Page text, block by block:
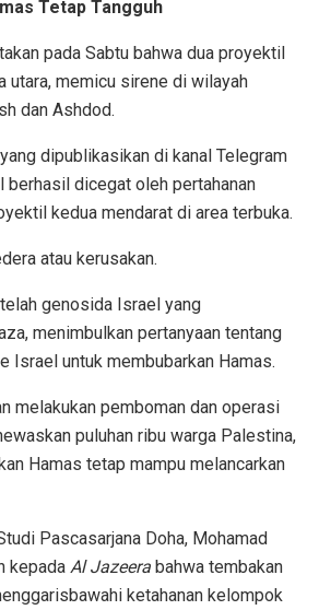
Tetap Tangguh
pada Sabtu bahwa dua proyektil
utara, memicu sirene di wilayah
dan Ashdod.
dipublikasikan di kanal Telegram
dicegat oleh pertahanan
kedua mendarat di area terbuka.
atau kerusakan.
genosida Israel yang
menimbulkan pertanyaan tentang
Israel untuk membubarkan Hamas.
melakukan pemboman dan operasi
puluhan ribu warga Palestina,
Hamas tetap mampu melancarkan
Pascasarjana Doha, Mohamad
kepada Al Jazeera bahwa tembakan
ketahanan kelompok